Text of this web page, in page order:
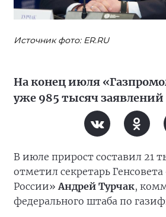
Источник фото: ER.RU
На конец июля
уже 985 тысяч
В июле прирост составил 21
отметил секретарь
России»Андрей Турчак,
федерального штаба по